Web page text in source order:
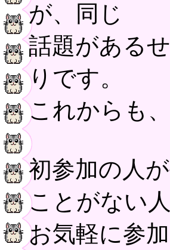
が、同じ
話題がある
りです。
これからも
初参加の人
ことがない
お気軽に参